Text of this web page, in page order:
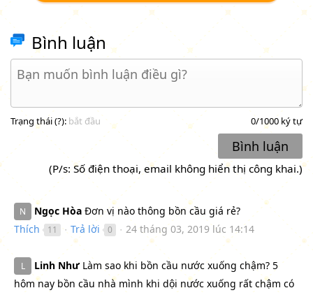
Bình luận
Trạng thái (?): bắt đầu 0/1000 ký tự
Bình luận
(P/s: Số điện thoại, email không hiển thị công khai.)
N Ngọc Hòa Đơn vị nào thông bồn cầu giá rẻ?
Thích
11 ● Trả lời 0 ● 24 tháng 03, 2019 lúc 14:14
L Linh NhưLàm sao khi bồn cầu nước xuống chậm? 5
hôm nay bồn cầu nhà mình khi dội nước xuống rất chậm có